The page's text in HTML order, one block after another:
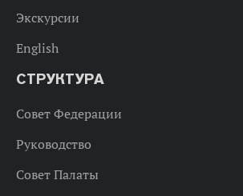
Экскурсии
English
СТРУКТУРА
Совет Федерации
Руководство
Совет Палаты